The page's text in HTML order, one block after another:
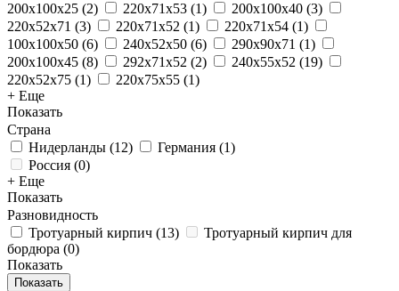
200x100x25 (2) 220x71x53 (1) 200х100х40 (3)
220x52x71 (3) 220x71x52 (1) 220x71x54 (1)
100x100x50 (6) 240x52x50 (6) 290x90x71 (1)
200х100х45 (8) 292x71x52 (2) 240x55x52 (19)
220x52x75 (1) 220x75x55 (1)
+ Еще
Показать
Страна
Нидерланды (12) Германия (1)
Россия (0)
+ Еще
Показать
Разновидность
Тротуарный кирпич (13)
Тротуарный кирпич для
бордюра (0)
Показать
Показать